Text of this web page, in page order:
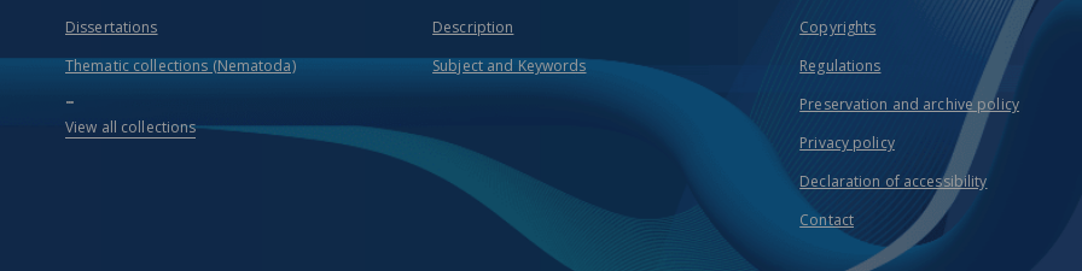
Dissertations
Thematic collections (Nematoda)
...
View all collections
Description
Subject and Keywords
Copyrights
Regulations
Preservation and archive policy
Privacy policy
Declaration of accessibility
Contact